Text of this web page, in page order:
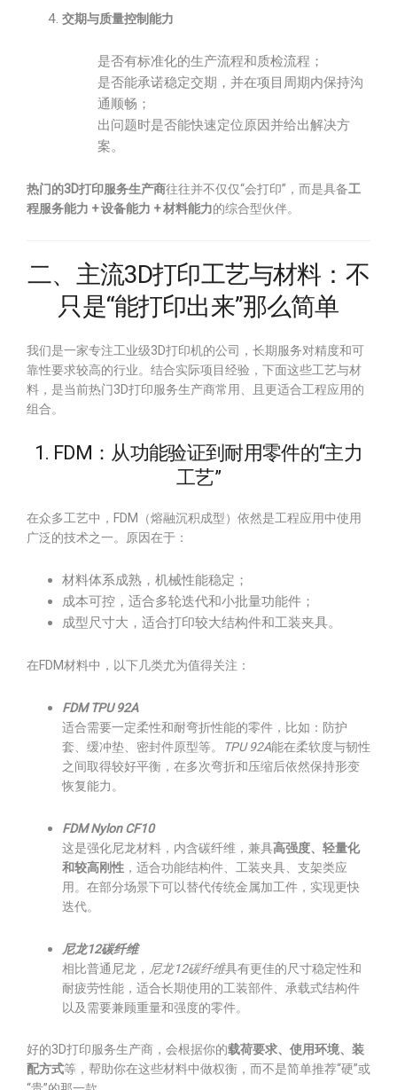
交期与质量控制能力
是否有标准化的生产流程和质检流程；
是否能承诺稳定交期，并在项目周期内保持沟
通顺畅；
出问题时是否能快速定位原因并给出解决方
案。
热门的3D打印服务生产商往往并不仅仅“会打印”，而是具备工
程服务能力 + 设备能力 + 材料能力的综合型伙伴。
二、主流3D打印工艺与材料：不
只是“能打印出来”那么简单
我们是一家专注工业级3D打印机的公司，长期服务对精度和可
靠性要求较高的行业。结合实际项目经验，下面这些工艺与材
料，是当前热门3D打印服务生产商常用、且更适合工程应用的
组合。
1. FDM：从功能验证到耐用零件的“主力
工艺”
在众多工艺中，FDM（熔融沉积成型）依然是工程应用中使用
广泛的技术之一。原因在于：
材料体系成熟，机械性能稳定；
成本可控，适合多轮迭代和小批量功能件；
成型尺寸大，适合打印较大结构件和工装夹具。
在FDM材料中，以下几类尤为值得关注：
FDM TPU 92A
适合需要一定柔性和耐弯折性能的零件，比如：防护
套、缓冲垫、密封件原型等。
TPU 92A能在柔软度与韧性
之间取得较好平衡，在多次弯折和压缩后依然保持形变
恢复能力。
FDM Nylon CF10
这是强化尼龙材料，内含碳纤维，兼具高强度、轻量化
和较高刚性 ，适合功能结构件、工装夹具、支架类应
用。在部分场景下可以替代传统金属加工件，实现更快
迭代。
尼龙12碳纤维
相比普通尼龙， 尼龙12碳纤维具有更佳的尺寸稳定性和
耐疲劳性能，适合长期使用的工装部件、承载式结构件
以及需要兼顾重量和强度的零件。
好的3D打印服务生产商，会根据你的载荷要求、使用环境、装
配方式等，帮助你在这些材料中做权衡，而不是简单推荐“硬”或